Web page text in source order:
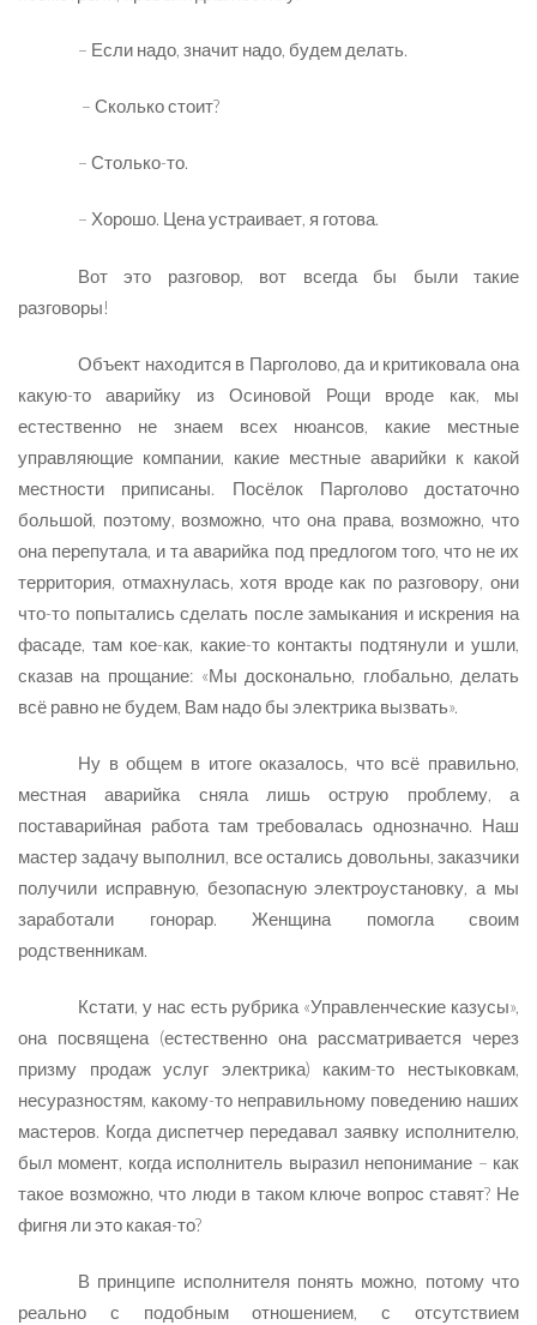
– Если надо, значит надо, будем делать.
– Сколько стоит?
– Столько-то.
– Хорошо. Цена устраивает, я готова.
Вот это разговор, вот всегда бы были такие
разговоры!
Объект находится в Парголово, да и критиковала она
какую-то аварийку из Осиновой Рощи вроде как, мы
естественно не знаем всех нюансов, какие местные
управляющие компании, какие местные аварийки к какой
местности приписаны. Посёлок Парголово достаточно
большой, поэтому, возможно, что она права, возможно, что
она перепутала, и та аварийка под предлогом того, что не их
территория, отмахнулась, хотя вроде как по разговору, они
что-то попытались сделать после замыкания и искрения на
фасаде, там кое-как, какие-то контакты подтянули и ушли,
сказав на прощание: «Мы досконально, глобально, делать
всё равно не будем, Вам надо бы электрика вызвать».
Ну в общем в итоге оказалось, что всё правильно,
местная аварийка сняла лишь острую проблему, а
поставарийная работа там требовалась однозначно. Наш
мастер задачу выполнил, все остались довольны, заказчики
получили исправную, безопасную электроустановку, а мы
заработали гонорар. Женщина помогла своим
родственникам.
Кстати, у нас есть рубрика «Управленческие казусы»,
она посвящена (естественно она рассматривается через
призму продаж услуг электрика) каким-то нестыковкам,
несуразностям, какому-то неправильному поведению наших
мастеров. Когда диспетчер передавал заявку исполнителю,
был момент, когда исполнитель выразил непонимание – как
такое возможно, что люди в таком ключе вопрос ставят? Не
фигня ли это какая-то?
В принципе исполнителя понять можно, потому что
реально с подобным отношением, с отсутствием